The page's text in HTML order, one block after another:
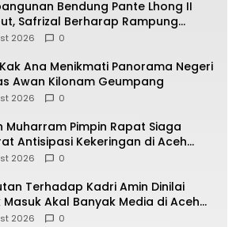
Bendung Pante Lhong II
Safrizal Berharap Rampung
Target
2026 0
Ana Menikmati Panorama Negeri
Awan Kilonam Geumpang
2026 0
Muharram Pimpin Rapat Siaga
Antisipasi Kekeringan di Aceh
2026 0
Terhadap Kadri Amin Dinilai
Masuk Akal Banyak Media di Aceh
Jadi Korban Selanjutnya
2026 0